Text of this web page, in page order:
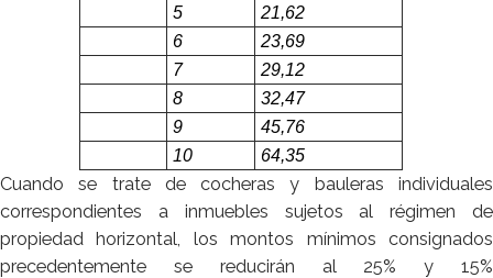
5
21,62
6
23,69
7
29,12
8
32,47
9
45,76
10
64,35
Cuando se trate de cocheras y bauleras individuales
correspondientes a inmuebles sujetos al régimen de
propiedad horizontal, los montos mínimos consignados
precedentemente se reducirán al 25% y 15%